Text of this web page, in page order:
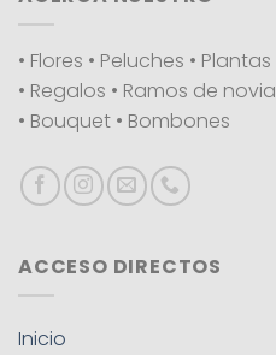
• Flores • Peluches • Plantas
• Regalos • Ramos de novia
• Bouquet • Bombones
ACCESO DIRECTOS
Inicio